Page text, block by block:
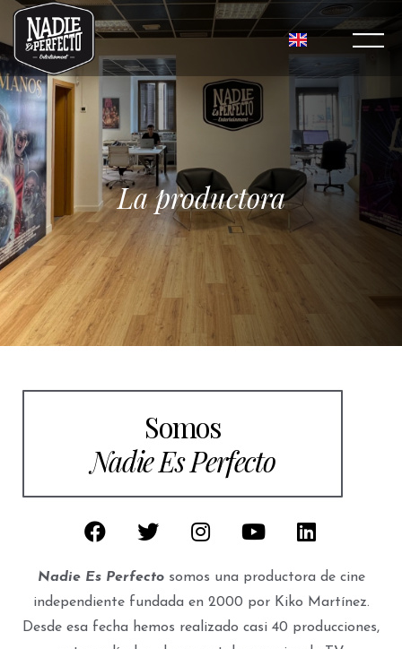
La productora
Somos
Nadie Es Perfecto
Nadie Es Perfecto somos una productora de cine
independiente fundada en 2000 por Kiko Martínez.
Desde esa fecha hemos realizado casi 40 producciones,